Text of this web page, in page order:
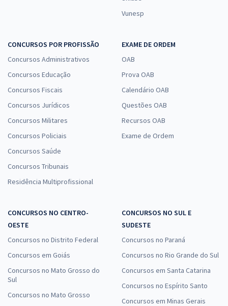
Vunesp
CONCURSOS POR PROFISSÃO
Concursos Administrativos
Concursos Educação
Concursos Fiscais
Concursos Jurídicos
Concursos Militares
Concursos Policiais
Concursos Saúde
Concursos Tribunais
Residência Multiprofissional
EXAME DE ORDEM
OAB
Prova OAB
Calendário OAB
Questões OAB
Recursos OAB
Exame de Ordem
CONCURSOS NO CENTRO-
OESTE
Concursos no Distrito Federal
Concursos em Goiás
Concursos no Mato Grosso do
Sul
Concursos no Mato Grosso
CONCURSOS NO SUL E
SUDESTE
Concursos no Paraná
Concursos no Rio Grande do Sul
Concursos em Santa Catarina
Concursos no Espírito Santo
Concursos em Minas Gerais